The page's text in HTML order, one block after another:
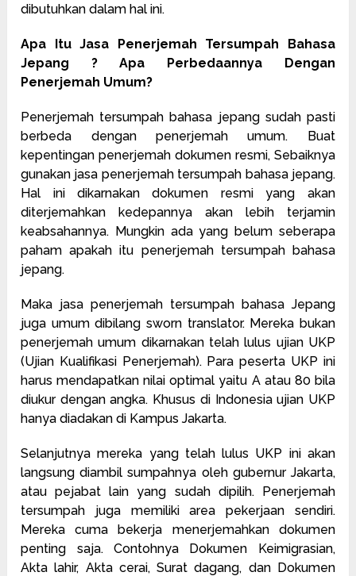
dibutuhkan dalam hal ini.
Apa Itu Jasa Penerjemah Tersumpah Bahasa
Jepang ? Apa Perbedaannya Dengan
Penerjemah Umum?
Penerjemah tersumpah bahasa jepang sudah pasti
berbeda dengan penerjemah umum. Buat
kepentingan penerjemah dokumen resmi, Sebaiknya
gunakan jasa penerjemah tersumpah bahasa jepang.
Hal ini dikarnakan dokumen resmi yang akan
diterjemahkan kedepannya akan lebih terjamin
keabsahannya. Mungkin ada yang belum seberapa
paham apakah itu penerjemah tersumpah bahasa
jepang.
Maka jasa penerjemah tersumpah bahasa Jepang
juga umum dibilang sworn translator. Mereka bukan
penerjemah umum dikarnakan telah lulus ujian UKP
(Ujian Kualifikasi Penerjemah). Para peserta UKP ini
harus mendapatkan nilai optimal yaitu A atau 80 bila
diukur dengan angka. Khusus di Indonesia ujian UKP
hanya diadakan di Kampus Jakarta.
Selanjutnya mereka yang telah lulus UKP ini akan
langsung diambil sumpahnya oleh gubernur Jakarta,
atau pejabat lain yang sudah dipilih. Penerjemah
tersumpah juga memiliki area pekerjaan sendiri.
Mereka cuma bekerja menerjemahkan dokumen
penting saja. Contohnya Dokumen Keimigrasian,
Akta lahir, Akta cerai, Surat dagang, dan Dokumen